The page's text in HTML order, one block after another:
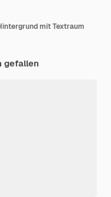
mit Textraum
gefallen